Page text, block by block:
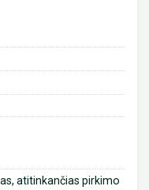
atitinkančias pirkimo